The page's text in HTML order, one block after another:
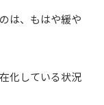
は、もはや緩や
化している状況